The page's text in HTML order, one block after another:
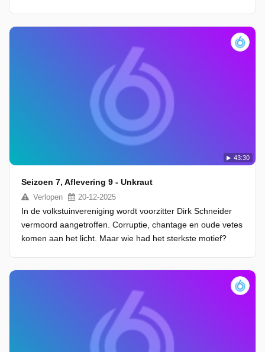
43:30
Seizoen 7, Aflevering 9 - Unkraut
Verlopen 20-12-2025
In de volkstuinvereniging wordt voorzitter Dirk Schneider
vermoord aangetroffen. Corruptie, chantage en oude vetes
komen aan het licht. Maar wie had het sterkste motief?